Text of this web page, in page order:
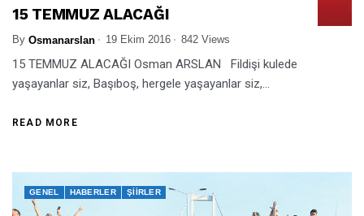
15 TEMMUZ ALACAĞI
By Osmanarslan 19 Ekim 2016 842 Views
15 TEMMUZ ALACAĞI Osman ARSLAN Fildişi kulede
yaşayanlar siz, Başıboş, hergele yaşayanlar siz,...
READ MORE
GENEL HABERLER ŞIIRLER